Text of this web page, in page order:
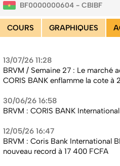
BF0000000604 - CBIBF
COURS GRAPHIQUES
13/07/26 11:28
BRVM / Semaine 27 : Le marché
CORIS BANK enflamme la cote à
30/06/26 16:58
BRVM : CORIS BANK
12/05/26 16:47
BRVM : Coris Bank International
nouveau record à 17 400 FCFA